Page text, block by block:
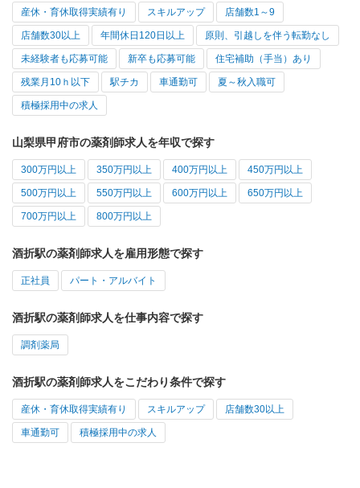
産休・育休取得実績有り スキルアップ 店舗数1～9
店舗数30以上 年間休日120日以上 原則、引越しを伴う転勤なし
未経験者も応募可能 新卒も応募可能 住宅補助（手当）あり
残業月10ｈ以下 駅チカ 車通勤可 夏～秋入職可
積極採用中の求人
山梨県甲府市の薬剤師求人を年収で探す
300万円以上 350万円以上 400万円以上 450万円以上
500万円以上 550万円以上 600万円以上 650万円以上
700万円以上 800万円以上
酒折駅の薬剤師求人を雇用形態で探す
正社員 パート・アルバイト
酒折駅の薬剤師求人を仕事内容で探す
調剤薬局
酒折駅の薬剤師求人をこだわり条件で探す
産休・育休取得実績有り スキルアップ 店舗数30以上
車通勤可 積極採用中の求人